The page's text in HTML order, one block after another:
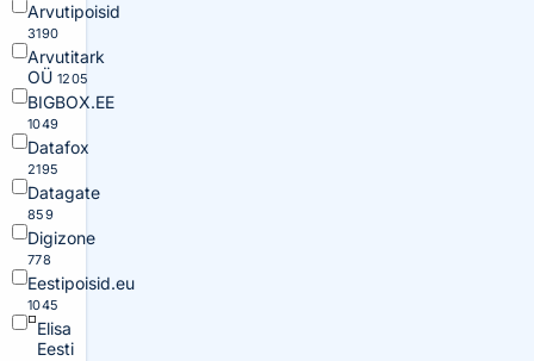
Arvutipoisid
3190
Arvutitark
OÜ 1205
BIGBOX.EE
1049
Datafox
2195
Datagate
859
Digizone
778
Eestipoisid.eu
1045
Elisa
Eesti